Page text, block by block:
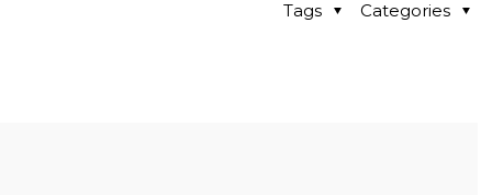
Categories
Tags